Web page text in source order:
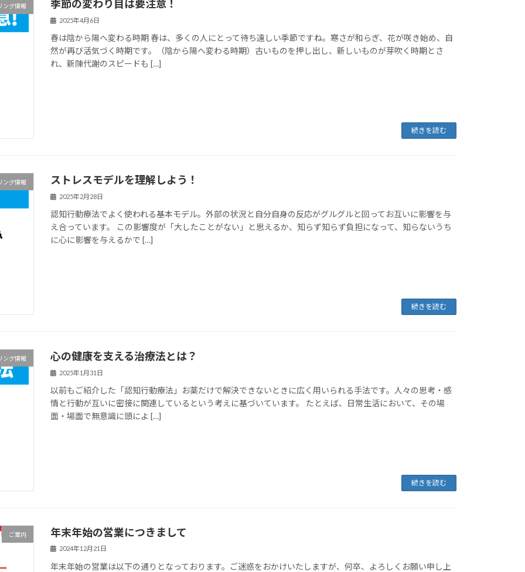
ング情報 季節の変わり目は要注意！
2025年4月6日
春は陰から陽へ変わる時期 春は、多くの人にとって待ち遠しい季節ですね。寒さが和らぎ、花が咲き始め、自
然が再び活気づく時期です。（陰から陽へ変わる時期）古いものを押し出し、新しいものが芽吹く時期とさ
れ、新陳代謝のスピードも […]
続きを読む
ング情報 ストレスモデルを理解しよう！
2025年2月28日
認知行動療法でよく使われる基本モデル。外部の状況と自分自身の反応がグルグルと回ってお互いに影響を与
え合っています。 この影響度が「大したことがない」と思えるか、知らず知らず負担になって、知らないうち
に心に影響を与えるかで […]
続きを読む
ング情報 心の健康を支える治療法とは？
2025年1月31日
以前もご紹介した「認知行動療法」お薬だけで解決できないときに広く用いられる手法です。人々の思考・感
情と行動が互いに密接に関連しているという考えに基づいています。 たとえば、日常生活において、その場
面・場面で無意識に頭によ […]
続きを読む
ご案内 年末年始の営業につきまして
2024年12月21日
年末年始の営業は以下の通りとなっております。ご迷惑をおかけいたしますが、何卒、よろしくお願い申し上